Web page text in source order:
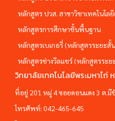
หลักสูตร ปวส. สาขาวิชาเทคโนโล
หลักสูตรการศึกษาชั้นพื้นฐาน
หลักสูตรเบเกอรี่ (หลักสูตรระยะสั้
หลักสูตรช่างวีลแชร์ (หลักสูตรระย
วิทยาลัยเทคโนโลยีพระมหาไถ่
ที่อยู่ 201 หมู่ 4 ซอยดอนแดง 3 ต.มี
โทรศัพท์: 042-465-645